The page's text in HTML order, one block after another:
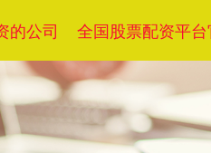
的公司 全国股票配资平台